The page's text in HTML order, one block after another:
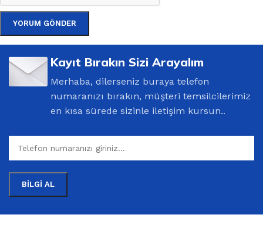
Kayıt Bırakın Sizi Arayalım
Merhaba, dilerseniz buraya telefon
numaranızı bırakın, müşteri temsilcilerimiz
en kısa sürede sizinle iletişim kursun..